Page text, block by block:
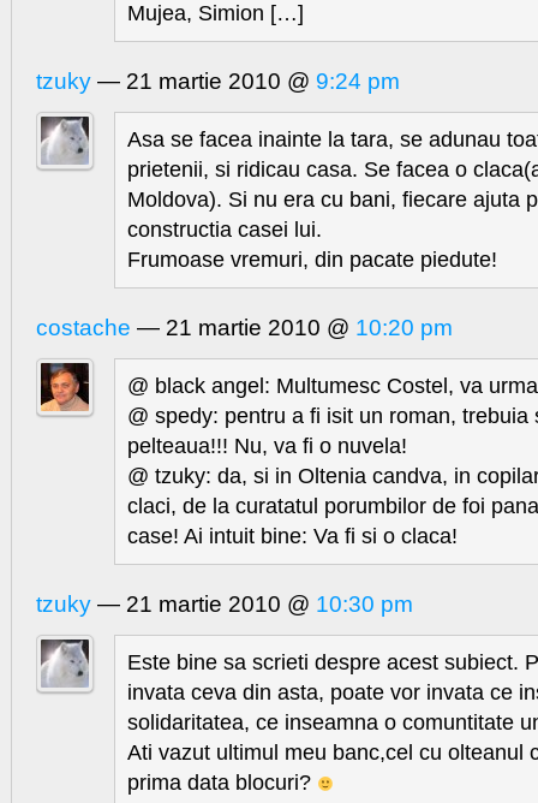
Mujea, Simion […]
tzuky — 21 martie 2010 @ 9:24 pm
Asa se facea inainte la tara, se adunau
prietenii, si ridicau casa. Se facea o
Moldova). Si nu era cu bani, fiecare ajuta
constructia casei lui.
Frumoase vremuri, din pacate piedute!
costache — 21 martie 2010 @ 10:20 pm
@ black angel: Multumesc Costel, va
@ spedy: pentru a fi isit un roman,
pelteaua!!! Nu, va fi o nuvela!
@ tzuky: da, si in Oltenia candva, in
claci, de la curatatul porumbilor de foi
case! Ai intuit bine: Va fi si o claca!
tzuky — 21 martie 2010 @ 10:30 pm
Este bine sa scrieti despre acest subiect.
invata ceva din asta, poate vor invata ce
solidaritatea, ce inseamna o comuntitate
Ati vazut ultimul meu banc,cel cu olteanul
prima data blocuri?